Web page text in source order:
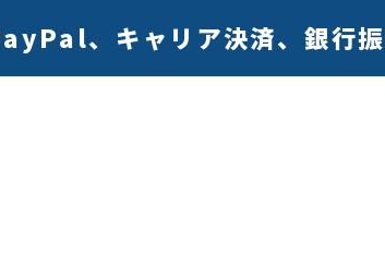
、キャリア決済、銀行